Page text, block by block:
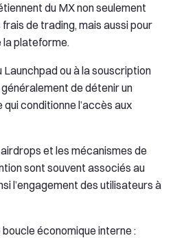
du MX non seulement
de trading, mais aussi pour
plateforme.
ou à la souscription
de détenir un
conditionne l’accès aux
et les mécanismes de
sont souvent associés au
l’engagement des utilisateurs à
économique interne :